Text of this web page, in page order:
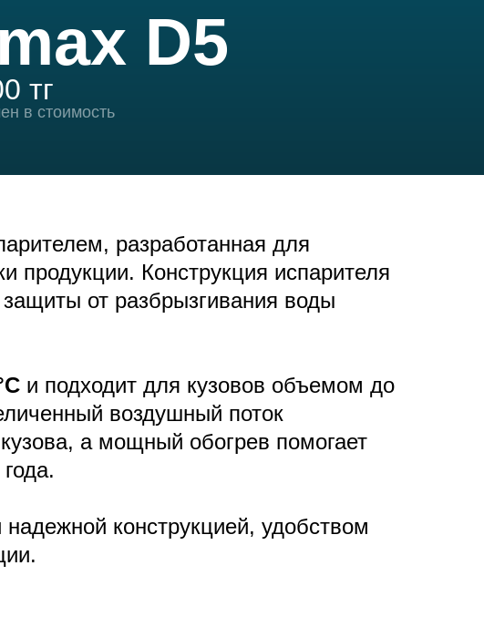
D5
тг
в стоимость
разработанная для
продукции. Конструкция испарителя
от разбрызгивания воды
и подходит для кузовов объемом до
воздушный поток
а мощный обогрев помогает
надежной конструкцией, удобством